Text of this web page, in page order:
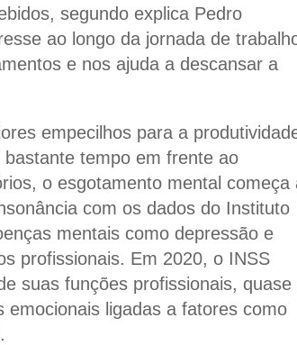
segundo explica Pedro
ao longo da jornada de
e nos ajuda a descansar a
empecilhos para a
tempo em frente ao
o esgotamento mental começa
com os dados do Instituto
mentais como depressão e
profissionais. Em 2020, o INSS
suas funções profissionais, quase
ligadas a fatores como